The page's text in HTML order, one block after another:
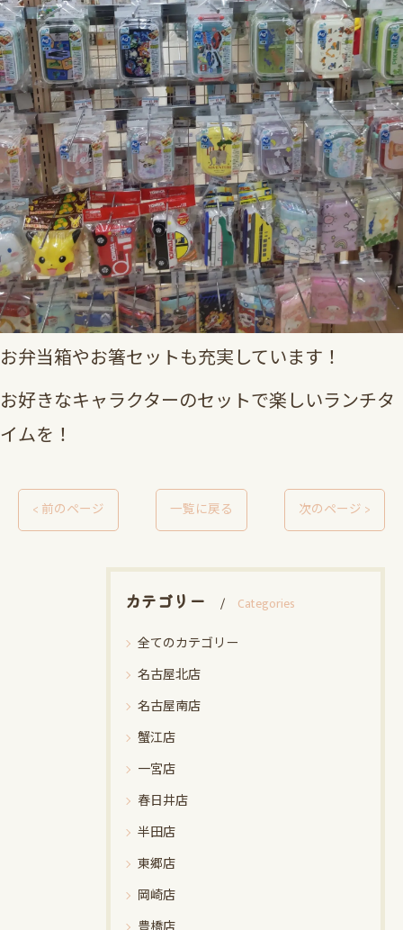
お弁当箱やお箸セットも充実しています！
お好きなキャラクターのセットで楽しいランチタ
イムを！
< 前のページ 一覧に戻る 次のページ >
カテゴリー Categories
全てのカテゴリー
名古屋北店
名古屋南店
蟹江店
一宮店
春日井店
半田店
東郷店
岡崎店